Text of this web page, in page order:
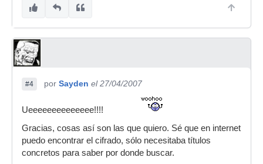
#4 por Sayden el 27/04/2007
Ueeeeeeeeeeeeee!!!!
Gracias, cosas así son las que quiero. Sé que en internet
puedo encontrar el cifrado, sólo necesitaba títulos
concretos para saber por donde buscar.